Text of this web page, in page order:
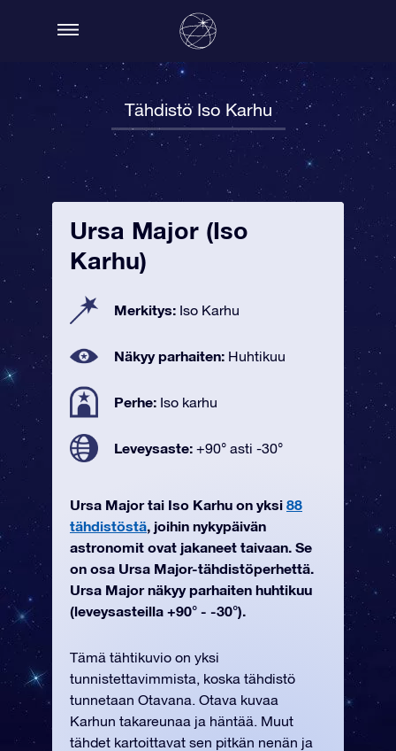
Tähdistö Iso Karhu
Ursa Major (Iso
Karhu)
Merkitys: Iso Karhu
Näkyy parhaiten: Huhtikuu
Perhe: Iso karhu
Leveysaste: +90° asti -30°
Ursa Major tai Iso Karhu on yksi 88
tähdistöstä, joihin nykypäivän
astronomit ovat jakaneet taivaan. Se
on osa Ursa Major-tähdistöperhettä.
Ursa Major näkyy parhaiten huhtikuu
(leveysasteilla +90° - -30°).
Tämä tähtikuvio on yksi
tunnistettavimmista, koska tähdistö
tunnetaan Otavana. Otava kuvaa
Karhun takareunaa ja häntää. Muut
tähdet kartoittavat sen pitkän nenän ja